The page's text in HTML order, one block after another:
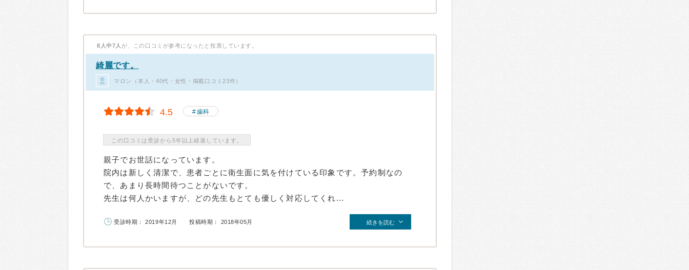
8人中7人 が、この口コミが参考になったと投票しています。
綺麗です。
マロン（本人・40代・女性・掲載口コミ23件）
4.5 歯科
この口コミは受診から5年以上経過しています。
親子でお世話になっています。
院内は新しく清潔で、患者ごとに衛生面に気を付けている印象です。予約制なの
で、あまり長時間待つことがないです。
先生は何人かいますが、どの先生もとても優しく対応してくれ...
受診時期： 2019年12月 投稿時期： 2018年05月 続きを読む